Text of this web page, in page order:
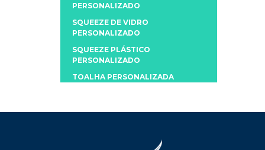
PERSONALIZADO
SQUEEZE DE VIDRO
PERSONALIZADO
SQUEEZE PLÁSTICO
PERSONALIZADO
TOALHA PERSONALIZADA